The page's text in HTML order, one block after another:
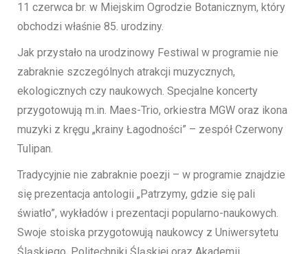
11 czerwca br. w Miejskim Ogrodzie Botanicznym, który
obchodzi właśnie 85. urodziny.
Jak przystało na urodzinowy Festiwal w programie nie
zabraknie szczególnych atrakcji muzycznych,
ekologicznych czy naukowych. Specjalne koncerty
przygotowują m.in. Maes-Trio, orkiestra MGW oraz ikona
muzyki z kręgu „krainy Łagodności” – zespół Czerwony
Tulipan.
Tradycyjnie nie zabraknie poezji – w programie znajdzie
się prezentacja antologii „Patrzymy, gdzie się pali
światło”, wykładów i prezentacji popularno-naukowych.
Swoje stoiska przygotowują naukowcy z Uniwersytetu